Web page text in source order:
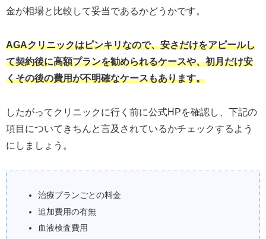
金が相場と比較して妥当であるかどうかです。
AGAクリニックはピンキリなので、安さだけをアピールし
て契約後に高額プランを勧められるケースや、初月だけ安
くその後の費用が不明確なケースもあります。
したがってクリニックに行く前に公式HPを確認し、下記の
項目についてきちんと言及されているかチェックするよう
にしましょう。
治療プランごとの料金
追加費用の有無
血液検査費用